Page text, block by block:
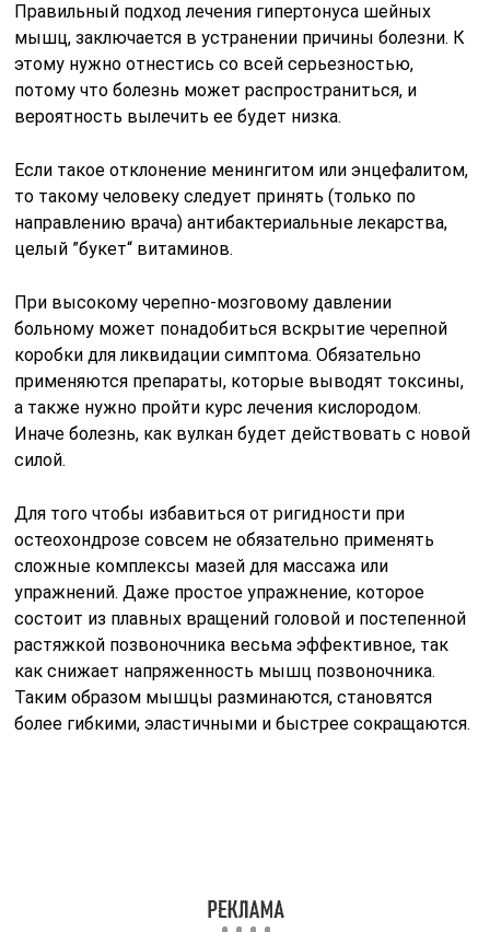
Правильный подход лечения гипертонуса шейных
мышц, заключается в устранении причины болезни. К
этому нужно отнестись со всей серьезностью,
потому что болезнь может распространиться, и
вероятность вылечить ее будет низка.
Если такое отклонение менингитом или энцефалитом,
то такому человеку следует принять (только по
направлению врача) антибактериальные лекарства,
целый ”букет“ витаминов.
При высокому черепно-мозговому давлении
больному может понадобиться вскрытие черепной
коробки для ликвидации симптома. Обязательно
применяются препараты, которые выводят токсины,
а также нужно пройти курс лечения кислородом.
Иначе болезнь, как вулкан будет действовать с новой
силой.
Для того чтобы избавиться от ригидности при
остеохондрозе совсем не обязательно применять
сложные комплексы мазей для массажа или
упражнений. Даже простое упражнение, которое
состоит из плавных вращений головой и постепенной
растяжкой позвоночника весьма эффективное, так
как снижает напряженность мышц позвоночника.
Таким образом мышцы разминаются, становятся
более гибкими, эластичными и быстрее сокращаются.